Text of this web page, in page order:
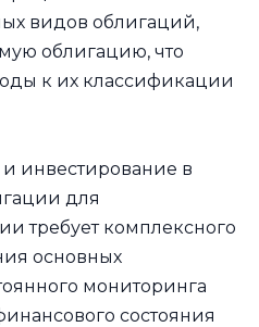
видов облигаций,
облигацию, что
к их классификации
инвестирование в
для
требует комплексного
основных
мониторинга
состояния